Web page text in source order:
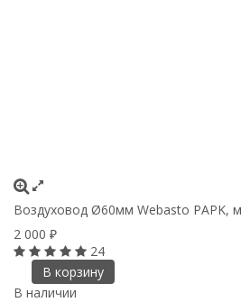
Воздуховод Ø60мм Webasto PAPK,
2 000 ₽
24
В корзину
В наличии